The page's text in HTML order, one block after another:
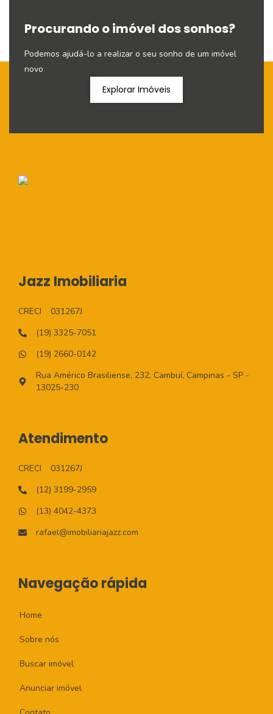
Procurando o imóvel dos sonhos?
Podemos ajudá-lo a realizar o seu sonho de um imóvel
novo
Explorar Imóveis
Jazz Imobiliaria
CRECI
031267J
(19) 3325-7051
(19) 2660-0142
Rua Américo Brasiliense, 232, Cambuí, Campinas - SP -
13025-230
Atendimento
CRECI
031267J
(12) 3199-2959
(13) 4042-4373
rafael@imobiliariajazz.com
Navegação rápida
Home
Sobre nós
Buscar imóvel
Anunciar imóvel